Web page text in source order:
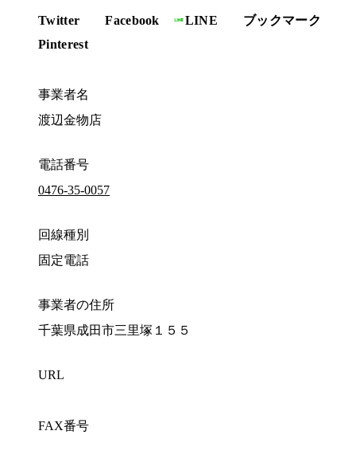
Twitter Facebook LINE
ブックマーク
Pinterest
事業者名
渡辺金物店
電話番号
0476-35-0057
回線種別
固定電話
事業者の住所
千葉県成田市三里塚１５５
URL
FAX番号